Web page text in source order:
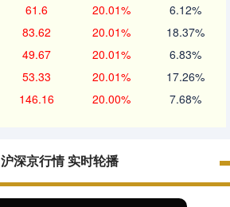
61.6 20.01% 6.12%
83.62 20.01% 18.37%
49.67 20.01% 6.83%
53.33 20.01% 17.26%
146.16 20.00% 7.68%
沪深京行情 实时轮播